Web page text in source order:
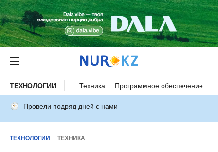
ТЕХНОЛОГИИ Техника Программное обеспечение
Провели подряд дней с нами
ТЕХНОЛОГИИ ТЕХНИКА